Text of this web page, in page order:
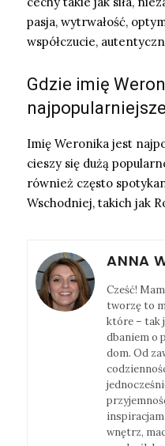
pasja, wytrwałość,
współczucie,
Gdzie imię
Imię Weronika jest
cieszy się dużą
również często
Wschodniej, takich jak
ANNA
Cześć!
tworzę to
które – tak
dbaniem o
dom. Od
wnętrz,